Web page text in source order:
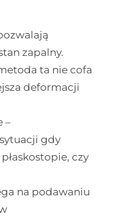
zapalny.
ta nie cofa
deformacji
–
gdy
czy
na podawaniu